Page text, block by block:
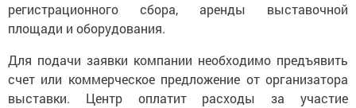
регистрационного сбора, аренды выставочной
площади и оборудования.
Для подачи заявки компании необходимо предъявить
счет или коммерческое предложение от организатора
выставки. Центр оплатит расходы за участие